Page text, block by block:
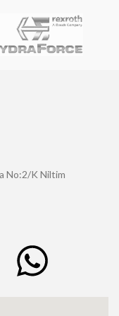
No:2/K Niltim